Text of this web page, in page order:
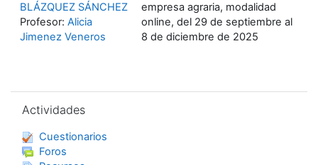
empresa agraria, modalidad
online, del 29 de septiembre al
8 de diciembre de 2025
BLÁZQUEZ SÁNCHEZ
Profesor: Alicia
Jimenez Veneros
Actividades
Cuestionarios
Foros